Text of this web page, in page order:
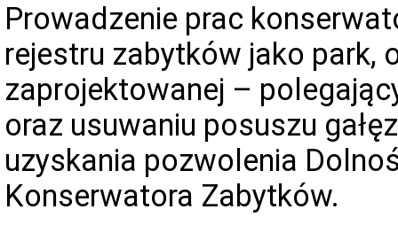
Prowadzenie prac
rejestru zabytków jako park,
zaprojektowanej –
oraz usuwaniu posuszu
uzyskania pozwolenia
Konserwatora Zabytków.